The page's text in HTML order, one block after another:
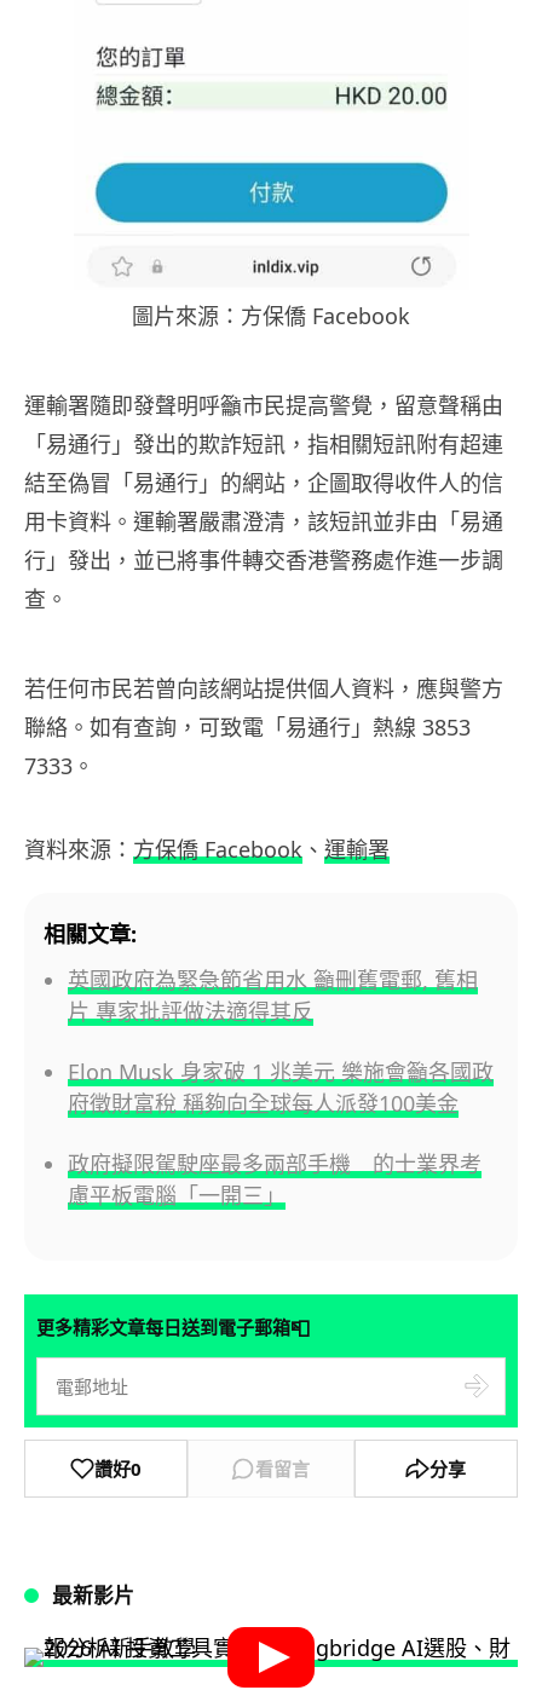
圖片來源： 方保僑 Facebook
運輸署隨即發聲明呼籲市民提高警覺，留意聲稱由
「易通行」發出的欺詐短訊，指相關短訊附有超連
結至偽冒「易通行」的網站，企圖取得收件人的信
用卡資料。運輸署嚴肅澄清，該短訊並非由「易通
行」發出，並已將事件轉交香港警務處作進一步調
查。
若任何市民若曾向該網站提供個人資料，應與警方
聯絡。如有查詢，可致電「易通行」熱線 3853
7333。
資料來源： 方保僑 Facebook 、 運輸署
相關文章:
英國政府為緊急節省用水 籲刪舊電郵, 舊相
片 專家批評做法適得其反
Elon Musk 身家破 1 兆美元 樂施會籲各國政
府徵財富稅 稱夠向全球每人派發100美金
政府擬限駕駛座最多兩部手機 的士業界考
慮平板電腦「一開三」
更多精彩文章每日送到電子郵箱📮
讚好0 看留言 分享
最新影片